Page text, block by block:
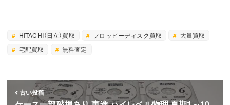
HITACHI（日立）買取 フロッピーディスク買取
大量買取
宅配買取
無料査定
古い投稿